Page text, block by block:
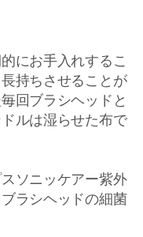
にお手入れするこ
持ちさせることが
回ブラシヘッドと
ルは湿らせた布で
ソニッケアー紫外
ラシヘッドの細菌